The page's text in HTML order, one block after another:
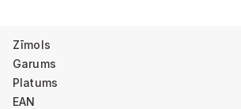
Zīmols
Garums
Platums
EAN